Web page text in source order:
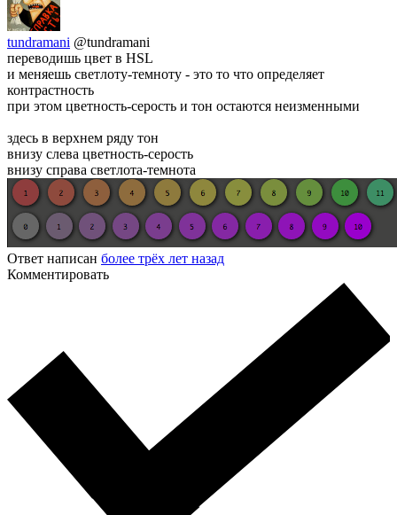
tundramani @tundramani
переводишь цвет в HSL
и меняешь светлоту-темноту - это то что определяет
контрастность
при этом цветность-серость и тон остаются неизменными
здесь в верхнем ряду тон
внизу слева цветность-серость
внизу справа светлота-темнота
Ответ написан более трёх лет назад
Комментировать